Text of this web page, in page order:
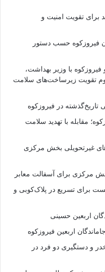
برای تقویت امنیت و
فیروزکوه حسب دستور
با وزیر بهداشت،
تقویت زیرساخت‌های سلامت
مقابله با تهدید سلامت
غیرتحویلی بخش مرکزی
مرکزی برای آسفالت معابر
برای تسریع در پلاک‌کوبی و
اربعین حسینی
اربعین فیروزکوه
و دستگیری دو فرد در